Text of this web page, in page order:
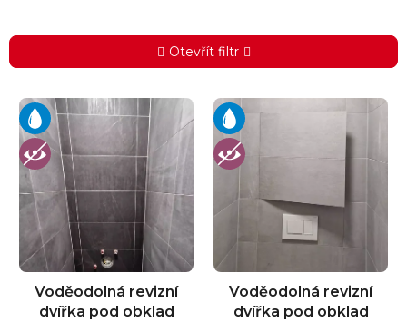
Otevřít filtr
V
ý
p
s
p
o
Voděodolná revizní
dvířka pod obklad
Voděodolná revizní
dvířka pod obklad